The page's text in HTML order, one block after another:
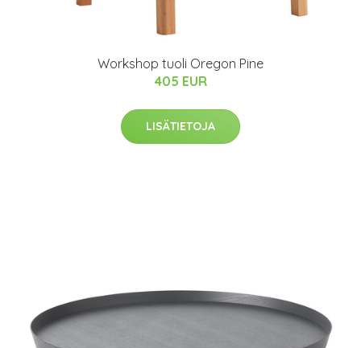
Workshop tuoli Oregon Pine
405 EUR
LISÄTIETOJA